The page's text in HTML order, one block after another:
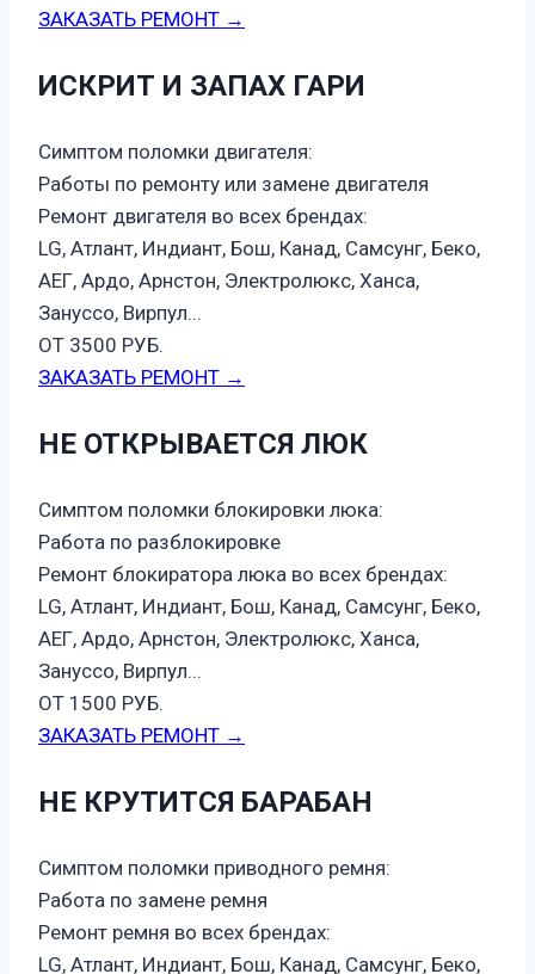
ЗАКАЗАТЬ РЕМОНТ →
ИСКРИТ И ЗАПАХ ГАРИ
Симптом поломки двигателя:
Работы по ремонту или замене двигателя
Ремонт двигателя во всех брендах:
LG, Атлант, Индиант, Бош, Канад, Самсунг, Беко,
АЕГ, Ардо, Арнстон, Электролюкс, Ханса,
Зануссо, Вирпул...
ОТ 3500 РУБ.
ЗАКАЗАТЬ РЕМОНТ →
НЕ ОТКРЫВАЕТСЯ ЛЮК
Симптом поломки блокировки люка:
Работа по разблокировке
Ремонт блокиратора люка во всех брендах:
LG, Атлант, Индиант, Бош, Канад, Самсунг, Беко,
АЕГ, Ардо, Арнстон, Электролюкс, Ханса,
Зануссо, Вирпул...
ОТ 1500 РУБ.
ЗАКАЗАТЬ РЕМОНТ →
НЕ КРУТИТСЯ БАРАБАН
Симптом поломки приводного ремня:
Работа по замене ремня
Ремонт ремня во всех брендах:
LG, Атлант, Индиант, Бош, Канад, Самсунг, Беко,